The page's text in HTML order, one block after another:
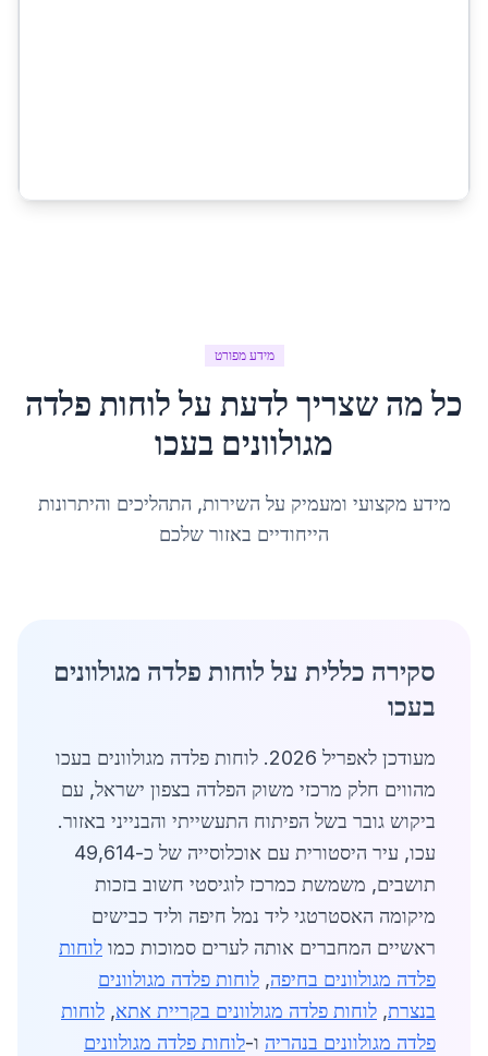
מידע מפורט
כל מה שצריך לדעת עללוחות פלדה
מגולוונים בעכו
מידע מקצועי ומעמיק על השירות, התהליכים והיתרונות
הייחודיים באזור שלכם
סקירה כללית על לוחות פלדה מגולוונים
בעכו
מעודכן לאפריל 2026. לוחות פלדה מגולוונים בעכו
מהווים חלק מרכזי משוק הפלדה בצפון ישראל, עם
ביקוש גובר בשל הפיתוח התעשייתי והבנייני באזור.
עכו, עיר היסטורית עם אוכלוסייה של כ-49,614
תושבים, משמשת כמרכז לוגיסטי חשוב בזכות
מיקומה האסטרטגי ליד נמל חיפה וליד כבישים
ראשיים המחברים אותה לערים סמוכות כמו לוחות
פלדה מגולוונים בחיפה, לוחות פלדה מגולוונים
בנצרת, לוחות פלדה מגולוונים בקריית אתא, לוחות
פלדה מגולוונים בנהריה ו-לוחות פלדה מגולוונים